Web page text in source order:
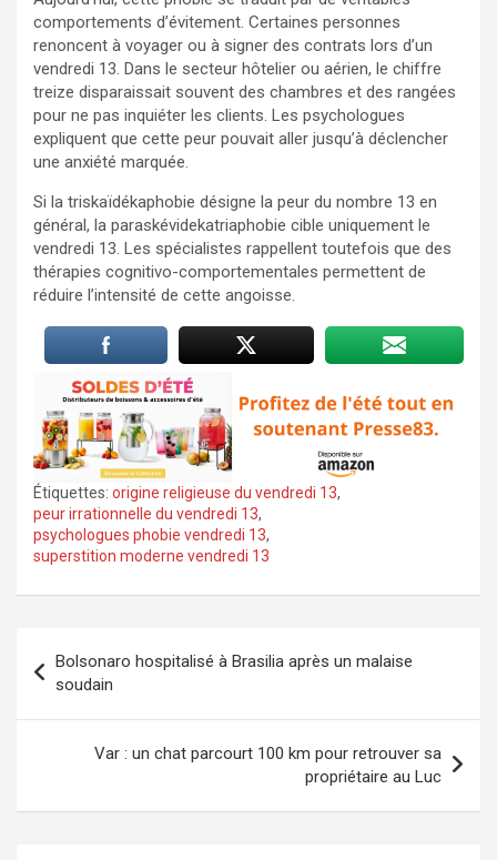
comportements d’évitement. Certaines personnes
renoncent à voyager ou à signer des contrats lors d’un
vendredi 13. Dans le secteur hôtelier ou aérien, le chiffre
treize disparaissait souvent des chambres et des rangées
pour ne pas inquiéter les clients. Les psychologues
expliquent que cette peur pouvait aller jusqu’à déclencher
une anxiété marquée.
Si la triskaïdékaphobie désigne la peur du nombre 13 en
général, la paraskévidekatriaphobie cible uniquement le
vendredi 13. Les spécialistes rappellent toutefois que des
thérapies cognitivo-comportementales permettent de
réduire l’intensité de cette angoisse.
Étiquettes: origine religieuse du vendredi 13,
peur irrationnelle du vendredi 13,
psychologues phobie vendredi 13,
superstition moderne vendredi 13
de
l’article
Bolsonaro hospitalisé à Brasilia après un malaise
soudain
Var : un chat parcourt 100 km pour retrouver sa
propriétaire au Luc